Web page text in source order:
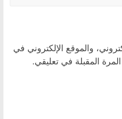
والموقع الإلكتروني في
المقبلة في تعليقي.